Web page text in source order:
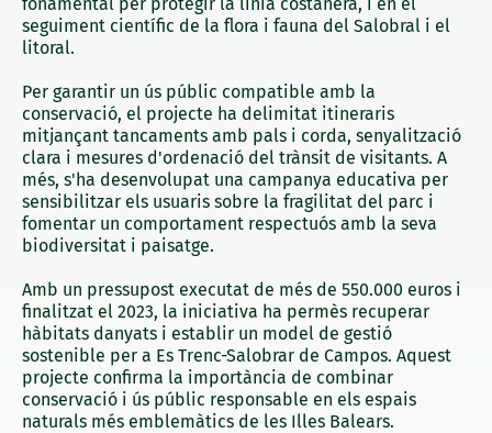
seguiment científic de la flora i fauna del Salobral i el
litoral.
Per garantir un ús públic compatible amb la
conservació, el projecte ha delimitat itineraris
mitjançant tancaments amb pals i corda, senyalització
clara i mesures d'ordenació del trànsit de visitants. A
més, s'ha desenvolupat una campanya educativa per
sensibilitzar els usuaris sobre la fragilitat del parc i
fomentar un comportament respectuós amb la seva
biodiversitat i paisatge.
Amb un pressupost executat de més de 550.000 euros i
finalitzat el 2023, la iniciativa ha permès recuperar
hàbitats danyats i establir un model de gestió
sostenible per a Es Trenc-Salobrar de Campos. Aquest
projecte confirma la importància de combinar
conservació i ús públic responsable en els espais
naturals més emblemàtics de les Illes Balears.